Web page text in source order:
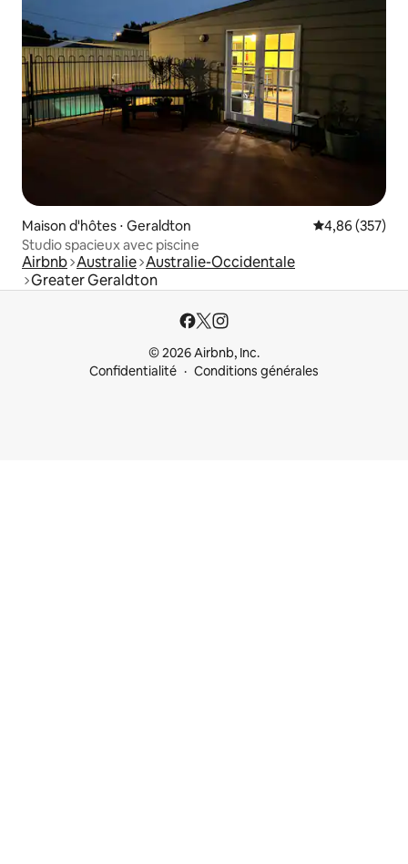
Maison d'hôtes ⋅ Geraldton Évaluation
4,86 (357)
Studio spacieux avec piscine
Airbnb Australie Australie-Occidentale
Greater Geraldton
© 2026 Airbnb, Inc.
Confidentialité
Conditions générales